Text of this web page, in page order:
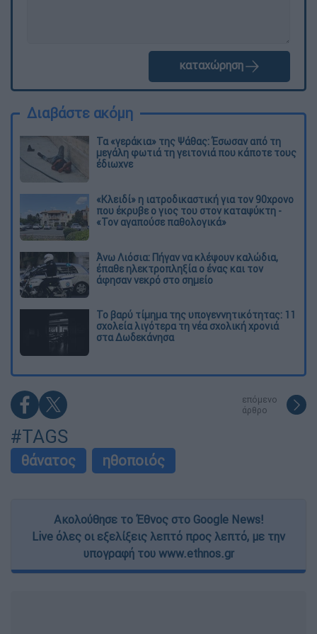
καταχώρηση
Διαβάστε ακόμη
Τα «γεράκια» της Ψάθας: Έσωσαν από τη
μεγάλη φωτιά τη γειτονιά που κάποτε τους
έδιωχνε
«Κλειδί» η ιατροδικαστική για τον 90χρονο
που έκρυβε ο γιος του στον καταψύκτη -
«Τον αγαπούσε παθολογικά»
Άνω Λιόσια: Πήγαν να κλέψουν καλώδια,
έπαθε ηλεκτροπληξία ο ένας και τον
άφησαν νεκρό στο σημείο
Το βαρύ τίμημα της υπογεννητικότητας: 11
σχολεία λιγότερα τη νέα σχολική χρονιά
στα Δωδεκάνησα
επόμενο
άρθρο
#TAGS
θάνατος ηθοποιός
Ακολούθησε το Έθνος στο Google News!
Live όλες οι εξελίξεις λεπτό προς λεπτό, με την
υπογραφή του www.ethnos.gr